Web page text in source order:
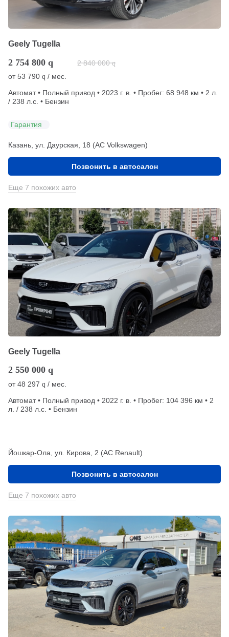
Geely Tugella
2 754 800 q 2 840 000 q
от53 790 q / мес.
Автомат • Полный привод • 2023 г. в. • Пробег: 68 948 км • 2 л.
/ 238 л.с. • Бензин
Гарантия
Казань, ул. Даурская, 18 (АС Volkswagen)
Позвонить в автосалон
Еще 7 похожих авто
Geely Tugella
2 550 000 q
от48 297 q / мес.
Автомат • Полный привод • 2022 г. в. • Пробег: 104 396 км • 2
л. / 238 л.с. • Бензин
Йошкар-Ола, ул. Кирова, 2 (АС Renault)
Позвонить в автосалон
Еще 7 похожих авто